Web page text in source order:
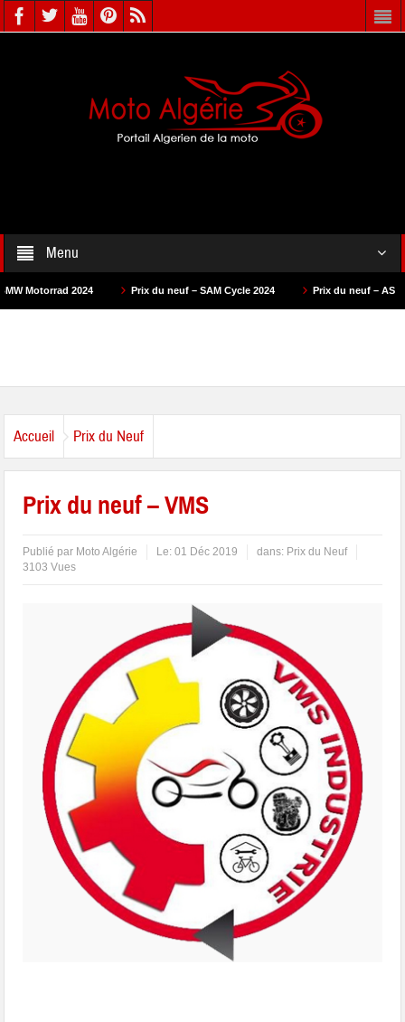
Menu
Prix du neuf – SAM Cycle 2024 Prix du neuf – AS Motors 2024
Accueil Prix du Neuf
Prix du neuf – VMS
Publié par Moto Algérie Le:01 Déc 2019 dans: Prix du Neuf
3103 Vues